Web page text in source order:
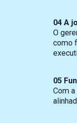
04 A
O
como
05
Com